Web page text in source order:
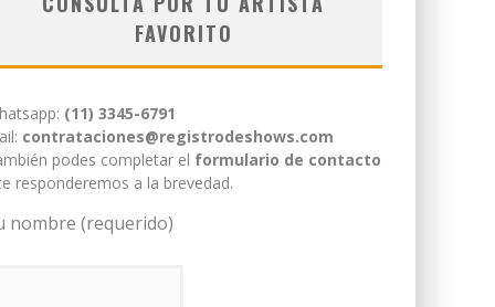
FAVORITO
(11) 3345-6791
contrataciones@registrodeshows.com
podes completar el formulario de contacto
responderemos a la brevedad.
nombre (requerido)